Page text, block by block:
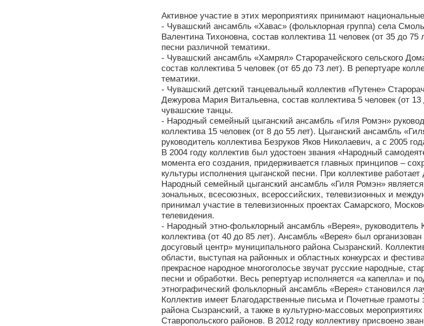
Активное участие в этих мероприятиях принимают
- Чувашский ансамбль «Хавас» (фольклорная группа) села
Валентина Тихоновна, состав коллектива 11 человек (от 35 до
песни различной тематики.
- Чувашский ансамбль «Хамрял» Старорачейского сельского
состав коллектива 5 человек (от 65 до 73 лет). В репертуаре
тематики.
- Чувашский детский танцевальный коллектив «Путене»
Дежурова Мария Витальевна, состав коллектива 5 человек (от
чувашские танцы.
- Народный семейный цыганский ансамбль «Гиля Ромэн»
коллектива 15 человек (от 8 до 55 лет). Цыганский ансамбль
руководитель коллектива Безруков Яков Николаевич, а с 2005
В 2004 году коллектив был удостоен звания «Народный
момента его создания, придерживается главных принципов –
культуры исполнения цыганской песни. При коллективе
Народный семейный цыганский ансамбль «Гиля Ромэн»
зональных, всесоюзных, всероссийских, телевизионных и
принимал участие в телевизионных проектах Самарского,
телевидения.
- Народный этно-фольклорный ансамбль «Верея», руководитель
коллектива (от 40 до 85 лет). Ансамбль «Верея» был
досуговый центр» муниципального района Сызранский.
области, выступая на районных и областных конкурсах и
прекрасное народное многоголосье звучат русские народные,
песни и обработки. Весь репертуар исполняется «а капелла» и
этнографический фольклорный ансамбль «Верея» становился
Коллектив имеет Благодарственные письма и Почетные
района Сызранский, а также в культурно-массовых
Ставропольского районов. В 2012 году коллективу присвоено